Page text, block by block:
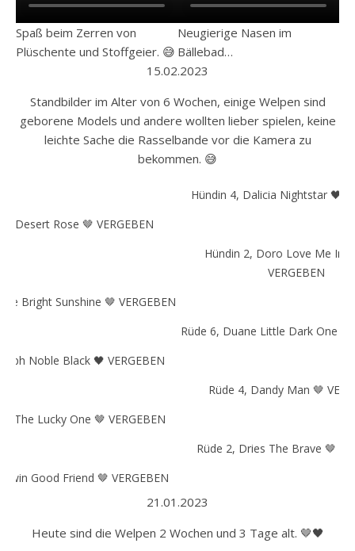
Spaß beim Zerren von
Plüschente und Stoffgeier. 😅
Neugierige Nasen im
Bällebad…
15.02.2023
Standbilder im Alter von 6 Wochen, einige Welpen sind
geborene Models und andere wollten lieber spielen, keine
leichte Sache die Rasselbande vor die Kamera zu
bekommen. 😅
Hündin 4, Dalicia Nightstar 🖤
Desert Rose 🤎 VERGEBEN
Hündin 2, Doro Love Me In
VERGEBEN
Bright Sunshine 🤎 VERGEBEN
Rüde 6, Duane Little Dark One 🖤
Noble Black 🖤 VERGEBEN
Rüde 4, Dandy Man 🤎
The Lucky One 🤎 VERGEBEN
Rüde 2, Dries The Brave 🤎
Good Friend 🤎 VERGEBEN
21.01.2023
Heute sind die Welpen 2 Wochen und 3 Tage alt. 🤎🖤